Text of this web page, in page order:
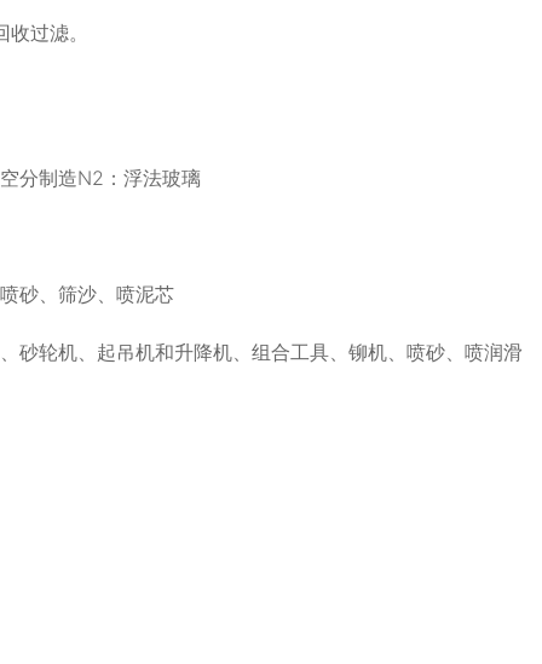
过滤。
分制造N2：浮法玻璃
砂、筛沙、喷泥芯
砂轮机、起吊机和升降机、组合工具、铆机、喷砂、喷润滑